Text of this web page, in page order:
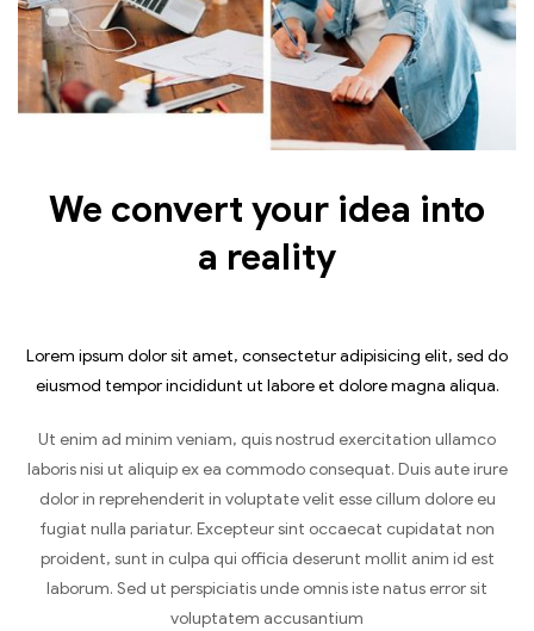
Αναλώσιμα
We convert your idea into
a reality
Lorem ipsum dolor sit amet, consectetur adipisicing elit, sed do
eiusmod tempor incididunt ut labore et dolore magna aliqua.
Ut enim ad minim veniam, quis nostrud exercitation ullamco
laboris nisi ut aliquip ex ea commodo consequat. Duis aute irure
dolor in reprehenderit in voluptate velit esse cillum dolore eu
fugiat nulla pariatur. Excepteur sint occaecat cupidatat non
proident, sunt in culpa qui officia deserunt mollit anim id est
laborum. Sed ut perspiciatis unde omnis iste natus error sit
voluptatem accusantium